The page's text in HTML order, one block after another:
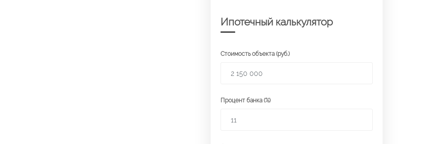
Ипотечный калькулятор
Стоимость объекта (руб.)
Процент банка (%)